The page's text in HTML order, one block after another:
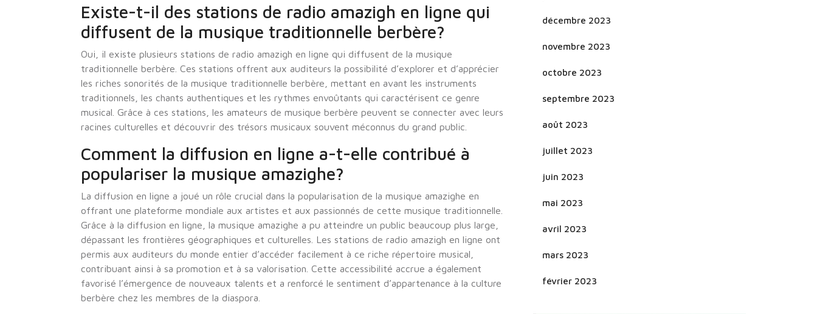
Existe-t-il des stations de radio amazigh en ligne qui
diffusent de la musique traditionnelle berbère?
Oui, il existe plusieurs stations de radio amazigh en ligne qui diffusent de la musique
traditionnelle berbère. Ces stations offrent aux auditeurs la possibilité d’explorer et d’apprécier
les riches sonorités de la musique traditionnelle berbère, mettant en avant les instruments
traditionnels, les chants authentiques et les rythmes envoûtants qui caractérisent ce genre
musical. Grâce à ces stations, les amateurs de musique berbère peuvent se connecter avec leurs
racines culturelles et découvrir des trésors musicaux souvent méconnus du grand public.
Comment la diffusion en ligne a-t-elle contribué à
populariser la musique amazighe?
La diffusion en ligne a joué un rôle crucial dans la popularisation de la musique amazighe en
offrant une plateforme mondiale aux artistes et aux passionnés de cette musique traditionnelle.
Grâce à la diffusion en ligne, la musique amazighe a pu atteindre un public beaucoup plus large,
dépassant les frontières géographiques et culturelles. Les stations de radio amazigh en ligne ont
permis aux auditeurs du monde entier d’accéder facilement à ce riche répertoire musical,
contribuant ainsi à sa promotion et à sa valorisation. Cette accessibilité accrue a également
favorisé l’émergence de nouveaux talents et a renforcé le sentiment d’appartenance à la culture
berbère chez les membres de la diaspora.
décembre 2023
novembre 2023
octobre 2023
septembre 2023
août 2023
juillet 2023
juin 2023
mai 2023
avril 2023
mars 2023
février 2023